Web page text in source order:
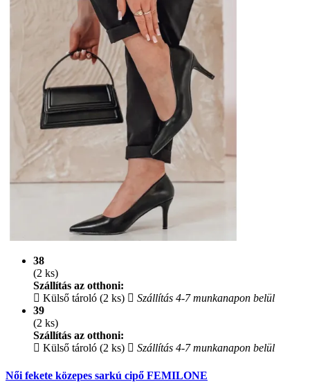
38
(2 ks)
Szállítás az otthoni:
Külső tároló (2 ks)
Szállítás 4-7 munkanapon belül
39
(2 ks)
Szállítás az otthoni:
Külső tároló (2 ks)
Szállítás 4-7 munkanapon belül
Női fekete közepes sarkú cipő FEMILONE